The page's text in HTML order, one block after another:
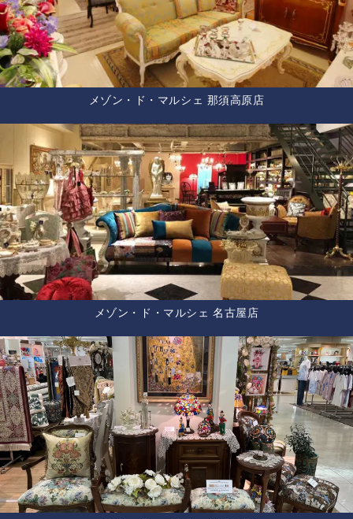
メゾン・ド・マルシェ 那須高原店
メゾン・ド・マルシェ 名古屋店